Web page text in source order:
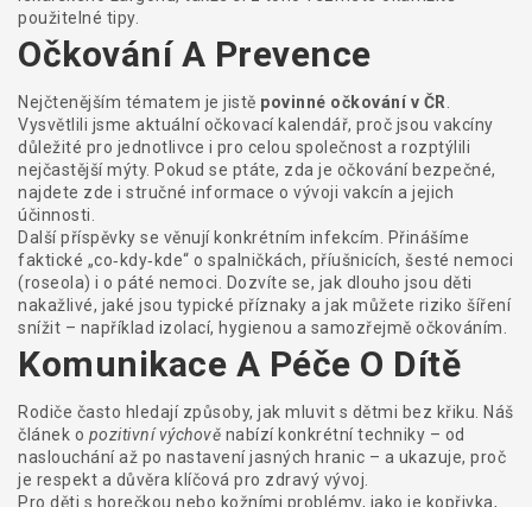
použitelné tipy.
Očkování A Prevence
Nejčtenějším tématem je jistě povinné očkování v ČR
Vysvětlili jsme aktuální očkovací kalendář, proč jsou vakcíny
důležité pro jednotlivce i pro celou společnost a rozptýlili
nejčastější mýty. Pokud se ptáte, zda je očkování bezpečné,
najdete zde i stručné informace o vývoji vakcín a jejich
účinnosti.
Další příspěvky se věnují konkrétním infekcím. Přinášíme
faktické „co‑kdy‑kde“ o spalničkách, příušnicích, šesté nemoci
(roseola) i o páté nemoci. Dozvíte se, jak dlouho jsou děti
nakažlivé, jaké jsou typické příznaky a jak můžete riziko šíření
snížit – například izolací, hygienou a samozřejmě očkováním.
Komunikace A Péče O Dítě
Rodiče často hledají způsoby, jak mluvit s dětmi bez křiku. Náš
článek o pozitivní výchově nabízí konkrétní techniky – od
naslouchání až po nastavení jasných hranic – a ukazuje, proč
je respekt a důvěra klíčová pro zdravý vývoj.
Pro děti s horečkou nebo kožními problémy, jako je kopřivka,